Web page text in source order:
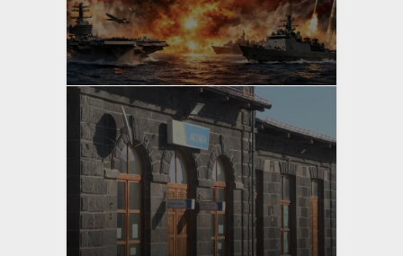
yazan
Bahri Ak
yazan
Bahri Ak